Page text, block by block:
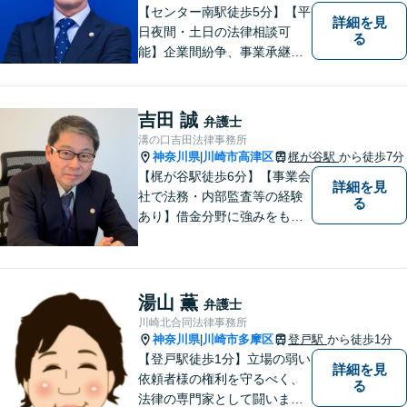
ます。
【センター南駅徒歩5分】【平
日夜間・土日の法律相談可
能】企業間紛争、事業承継・
から、インターネットによる
中傷・プライバシー・著作権
被害、いじめ、離婚・相続、
不動産に関わる紛争その他の
個人法務まで幅広い分野の対
応が可能です。
詳細を見
る
吉田 誠 弁護士
溝の口吉田法律事務所
神奈川県| 川崎市高津区 梶が谷駅 から徒歩7分
【梶が谷駅徒歩6分】【事業会
社で法務・内部監査等の経験
あり】借金分野に強みをも
作りに尽力しています。【初
回無料相談】【東京・神奈川
エリア】
詳細を見
る
湯山 薫 弁護士
川崎北合同法律事務所
神奈川県| 川崎市多摩区 登戸駅 から徒歩1分
【登戸駅徒歩1分】立場の弱い
依頼者様の権利を守るべく、
法律の専門家として闘いま
詳細を見
る